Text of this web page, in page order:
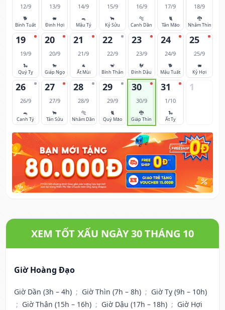
12/9
🐕
Bính Tuất
13/9
🐖
Đinh Hợi
14/9
🐀
Mậu Tý
15/9
🐂
Kỷ Sửu
16/9
🐅
Canh Dần
17/9
🐈
Tân Mão
18/9
🐉
Nhâm Thìn
19
19/9
🐍
Quý Tỵ
20
20/9
🐎
Giáp Ngọ
21
21/9
🐐
Ất Mùi
22
22/9
🐒
Bính Thân
23
23/9
🐓
Đinh Dậu
24
24/9
🐕
Mậu Tuất
25
25/9
🐖
Kỷ Hợi
26
26/9
🐀
Canh Tý
27
27/9
🐂
Tân Sửu
28
28/9
🐅
Nhâm Dần
29
29/9
🐈
Quý Mão
30
30/9
🐉
Giáp Thìn
31
1/10
🐍
Ất Tỵ
1
XEM TỐT XẤU NGÀY 30 THÁNG 10
Giờ Hoàng Đạo
Giờ Dần (3h – 4h) ; Giờ Thìn (7h – 8h) ; Giờ Tỵ (9h – 10h)
; Giờ Thân (15h – 16h) ; Giờ Dậu (17h – 18h) ; Giờ Hợi